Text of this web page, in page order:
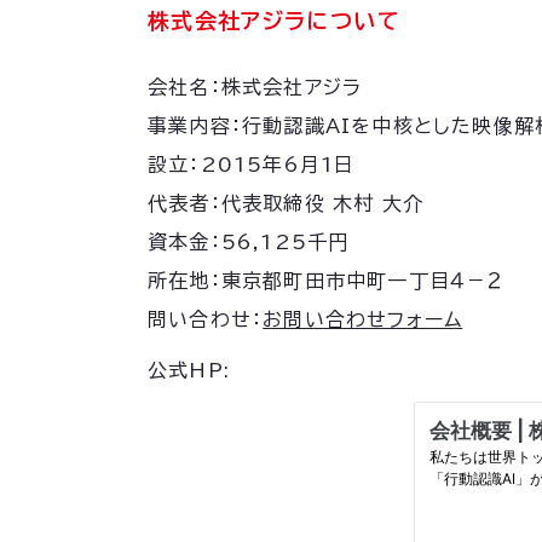
株式会社アジラについて
会社名：株式会社アジラ
事業内容：行動認識AIを中核とした映像解
設立：2015年6月1日
代表者：代表取締役 木村 大介
資本金：56,125千円
所在地：東京都町田市中町一丁目４－２
問い合わせ： お問い合わせフォーム
公式HP: